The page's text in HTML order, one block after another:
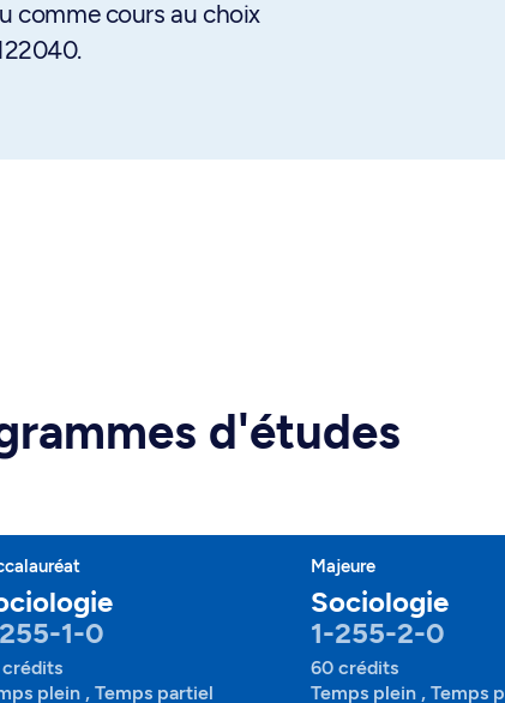
comme cours au choix
d'études
1-0
plein , Temps partiel
Majeure
Sociologie
1-255-2-0
60 crédits
Temps plein , Temps